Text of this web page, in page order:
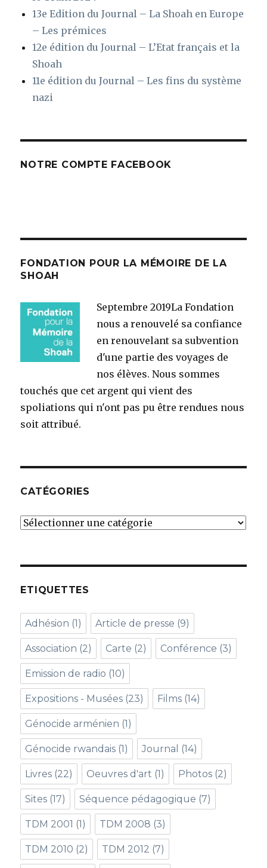
13e Edition du Journal – La Shoah en Europe
– Les prémices
12e édition du Journal – L’Etat français et la
Shoah
11e édition du Journal – Les fins du système
nazi
NOTRE COMPTE FACEBOOK
FONDATION POUR LA MÉMOIRE DE LA
SHOAH
Septembre 2019La Fondation
nous a renouvelé sa confiance
en renouvelant sa subvention
d'une partie des voyages de
nos élèves. Nous sommes
touchés que cet argent qui vient des
spoliations qui n'ont pas pu être rendues nous
soit attribué.
CATÉGORIES
Catégories
ETIQUETTES
Adhésion (1) Article de presse (9)
Association (2) Carte (2) Conférence (3)
Emission de radio (10)
Expositions - Musées (23) Films (14)
Génocide arménien (1)
Génocide rwandais (1) Journal (14)
Livres (22) Oeuvres d'art (1) Photos (2)
Sites (17) Séquence pédagogique (7)
TDM 2001 (1) TDM 2008 (3)
TDM 2010 (2) TDM 2012 (7)